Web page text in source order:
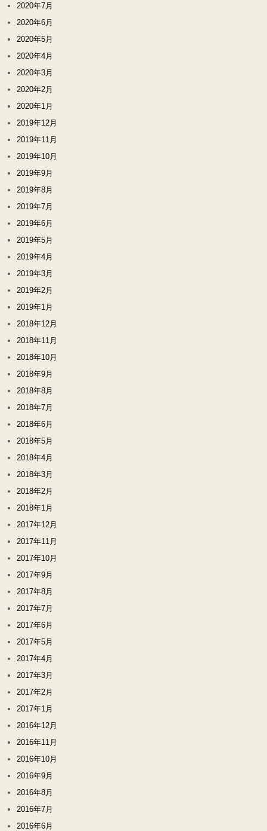
2020年7月
2020年6月
2020年5月
2020年4月
2020年3月
2020年2月
2020年1月
2019年12月
2019年11月
2019年10月
2019年9月
2019年8月
2019年7月
2019年6月
2019年5月
2019年4月
2019年3月
2019年2月
2019年1月
2018年12月
2018年11月
2018年10月
2018年9月
2018年8月
2018年7月
2018年6月
2018年5月
2018年4月
2018年3月
2018年2月
2018年1月
2017年12月
2017年11月
2017年10月
2017年9月
2017年8月
2017年7月
2017年6月
2017年5月
2017年4月
2017年3月
2017年2月
2017年1月
2016年12月
2016年11月
2016年10月
2016年9月
2016年8月
2016年7月
2016年6月